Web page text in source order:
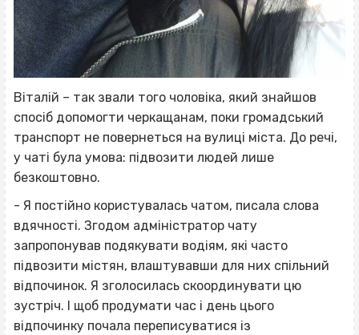
Віталій – так звали того чоловіка, який знайшов
спосіб допомогти черкащанам, поки громадський
транспорт не повернеться на вулиці міста. До речі,
у чаті була умова: підвозити людей лише
безкоштовно.
- Я постійно користувалась чатом, писала слова
вдячності. Згодом адміністратор чату
запропонував подякувати водіям, які часто
підвозити містян, влаштувавши для них спільний
відпочинок. Я зголосилась скоординувати цю
зустріч. І щоб продумати час і день цього
відпочинку почала переписуватися із